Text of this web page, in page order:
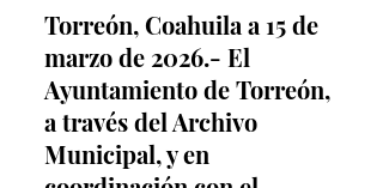
Torreón, Coahuila a 15 de
marzo de 2026.- El
Ayuntamiento de Torreón,
a través del Archivo
Municipal, y en